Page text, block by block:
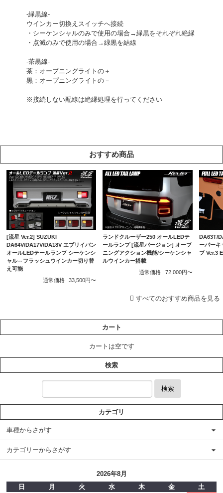
-緑黒線-
ウインカー切換えスイッチへ接続
・シーケンシャルのみで使用の場合→緑黒をそれぞれ絶縁
・点滅のみで使用の場合→緑黒を結線
-茶黒線-
茶：オープニングライトの＋
黒：オープニングライトの－
※接続しない配線は絶縁処理を行ってください
おすすめ商品
[流星 Ver.2] SUZUKI
DA64V/DA17V/DA18V エブリイバン
オールLEDテールランプ シーケンシ
ャル⇔フラッシュウインカー切り替
え可能
通常価格
33,500円〜
ランドクルーザー250 オールLEDテ
ールランプ [流星バージョン] オープ
ニングアクション機能/シーケンシャ
ルウインカー搭載
通常価格
72,000円〜
DA63T/
ーパーキ
プ Ver.3
すべてのおすすめ商品を見る
カート
カートは空です
検索
検索
カテゴリ
車種からさがす
カテゴリーからさがす
2026年8月
日
月 火 水 木 金
土